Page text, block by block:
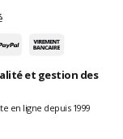
et gestion des
en ligne depuis 1999